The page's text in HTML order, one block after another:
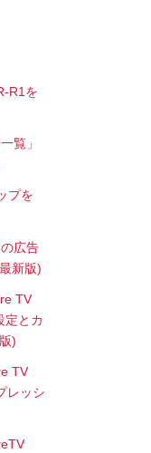
R1を
覧」
プを
広告
新版)
TV
定とカ
)
TV
レッシ